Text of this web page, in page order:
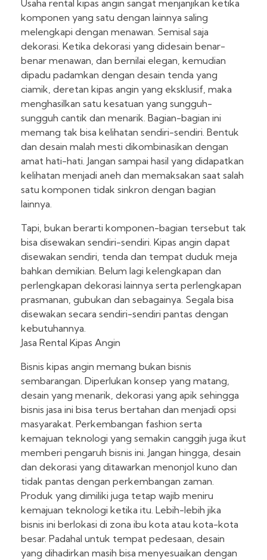
Usaha rental kipas angin sangat menjanjikan ketika
komponen yang satu dengan lainnya saling
melengkapi dengan menawan. Semisal saja
dekorasi. Ketika dekorasi yang didesain benar-
benar menawan, dan bernilai elegan, kemudian
dipadu padamkan dengan desain tenda yang
ciamik, deretan kipas angin yang eksklusif, maka
menghasilkan satu kesatuan yang sungguh-
sungguh cantik dan menarik. Bagian-bagian ini
memang tak bisa kelihatan sendiri-sendiri. Bentuk
dan desain malah mesti dikombinasikan dengan
amat hati-hati. Jangan sampai hasil yang didapatkan
kelihatan menjadi aneh dan memaksakan saat salah
satu komponen tidak sinkron dengan bagian
lainnya.
Tapi, bukan berarti komponen-bagian tersebut tak
bisa disewakan sendiri-sendiri. Kipas angin dapat
disewakan sendiri, tenda dan tempat duduk meja
bahkan demikian. Belum lagi kelengkapan dan
perlengkapan dekorasi lainnya serta perlengkapan
prasmanan, gubukan dan sebagainya. Segala bisa
disewakan secara sendiri-sendiri pantas dengan
kebutuhannya.
Jasa Rental Kipas Angin
Bisnis kipas angin memang bukan bisnis
sembarangan. Diperlukan konsep yang matang,
desain yang menarik, dekorasi yang apik sehingga
bisnis jasa ini bisa terus bertahan dan menjadi opsi
masyarakat. Perkembangan fashion serta
kemajuan teknologi yang semakin canggih juga ikut
memberi pengaruh bisnis ini. Jangan hingga, desain
dan dekorasi yang ditawarkan menonjol kuno dan
tidak pantas dengan perkembangan zaman.
Produk yang dimiliki juga tetap wajib meniru
kemajuan teknologi ketika itu. Lebih-lebih jika
bisnis ini berlokasi di zona ibu kota atau kota-kota
besar. Padahal untuk tempat pedesaan, desain
yang dihadirkan masih bisa menyesuaikan dengan